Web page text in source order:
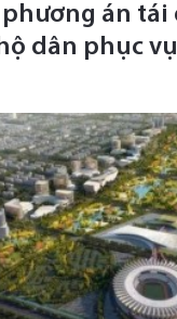
phương án tái
dân phục